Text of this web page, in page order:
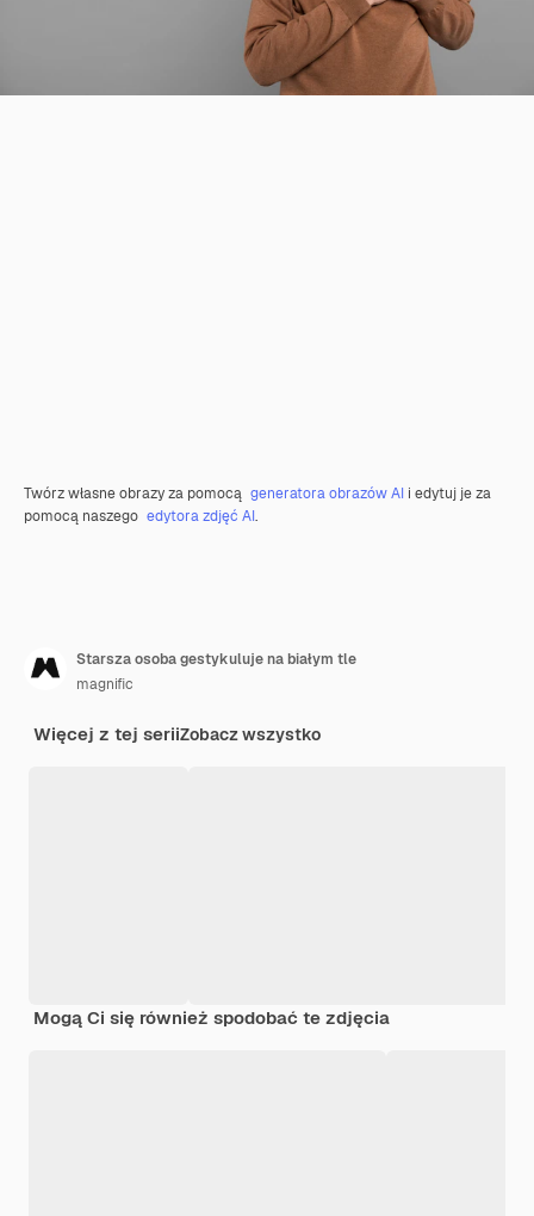
Twórz własne obrazy za pomocą generatora obrazów AI i edytuj je za
pomocą naszego edytora zdjęć AI.
Starsza osoba gestykuluje na białym tle
magnific
Więcej z tej seriiZobacz wszystko
Mogą Ci się również spodobać te zdjęcia